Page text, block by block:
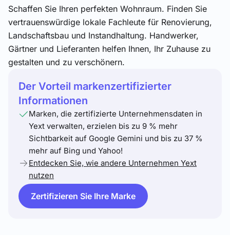
Schaffen Sie Ihren perfekten Wohnraum. Finden Sie
vertrauenswürdige lokale Fachleute für Renovierung,
Landschaftsbau und Instandhaltung. Handwerker,
Gärtner und Lieferanten helfen Ihnen, Ihr Zuhause zu
gestalten und zu verschönern.
Der Vorteil markenzertifizierter
Informationen
Marken, die zertifizierte Unternehmensdaten in
Yext verwalten, erzielen bis zu 9 % mehr
Sichtbarkeit auf Google Gemini und bis zu 37 %
mehr auf Bing und Yahoo!
Entdecken Sie, wie andere Unternehmen Yext
nutzen
Zertifizieren Sie Ihre Marke